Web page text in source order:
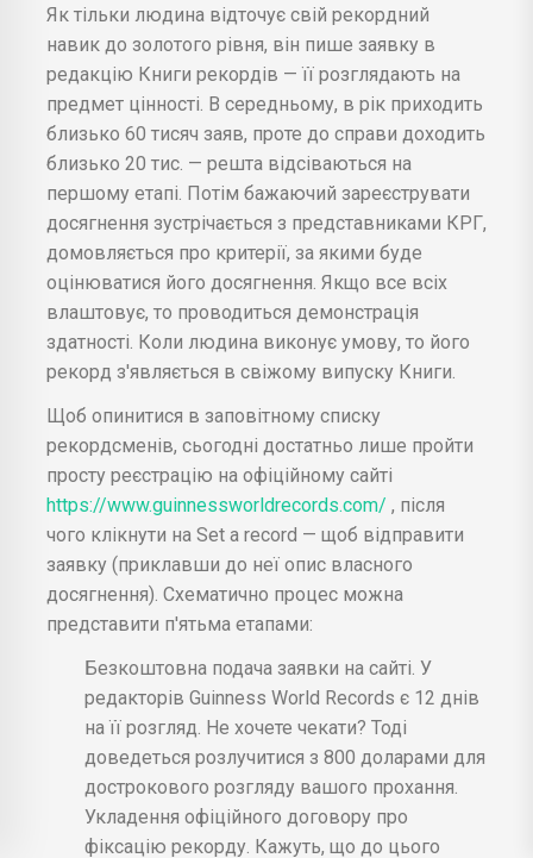
Як тільки людина відточує свій рекордний
навик до золотого рівня, він пише заявку в
редакцію Книги рекордів — її розглядають на
предмет цінності. В середньому, в рік приходить
близько 60 тисяч заяв, проте до справи доходить
близько 20 тис. — решта відсіваються на
першому етапі. Потім бажаючий зареєструвати
досягнення зустрічається з представниками КРГ,
домовляється про критерії, за якими буде
оцінюватися його досягнення. Якщо все всіх
влаштовує, то проводиться демонстрація
здатності. Коли людина виконує умову, то його
рекорд з'являється в свіжому випуску Книги.
Щоб опинитися в заповітному списку
рекордсменів, сьогодні достатньо лише пройти
просту реєстрацію на офіційному сайті
https://www.guinnessworldrecords.com/ , після
чого клікнути на Set a record — щоб відправити
заявку (приклавши до неї опис власного
досягнення). Схематично процес можна
представити п'ятьма етапами:
Безкоштовна подача заявки на сайті. У
редакторів Guinness World Records є 12 днів
на її розгляд. Не хочете чекати? Тоді
доведеться розлучитися з 800 доларами для
дострокового розгляду вашого прохання.
Укладення офіційного договору про
фіксацію рекорду. Кажуть, що до цього